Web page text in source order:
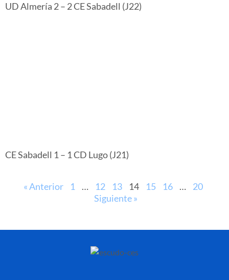
UD Almería 2 – 2 CE Sabadell (J22)
CE Sabadell 1 – 1 CD Lugo (J21)
« Anterior 1 … 12 13 14 15 16 …
20
Siguiente »